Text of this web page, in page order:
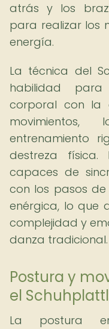
atrás y los
para realizar los
energía.
La técnica del
habilidad
corporal con la
entrenamiento
destreza física.
capaces de
con los pasos
enérgica, lo que
complejidad y
danza tradicional.
Postura y
el
La postura